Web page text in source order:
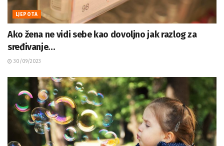
LJEPOTA
Ako žena ne vidi sebe kao dovoljno jak razlog za
sređivanje…
30/09/2023